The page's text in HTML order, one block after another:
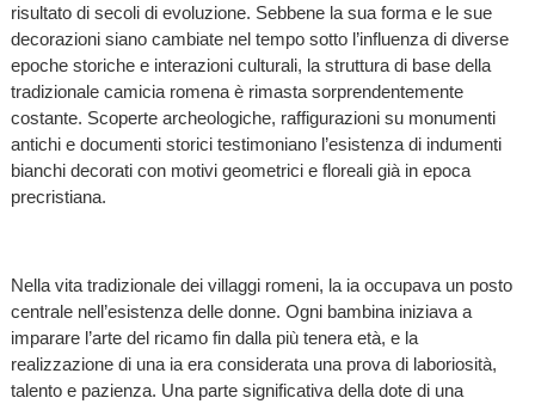
risultato di secoli di evoluzione. Sebbene la sua forma e le sue
decorazioni siano cambiate nel tempo sotto l’influenza di diverse
epoche storiche e interazioni culturali, la struttura di base della
tradizionale camicia romena è rimasta sorprendentemente
costante. Scoperte archeologiche, raffigurazioni su monumenti
antichi e documenti storici testimoniano l’esistenza di indumenti
bianchi decorati con motivi geometrici e floreali già in epoca
precristiana.
Nella vita tradizionale dei villaggi romeni, la ia occupava un posto
centrale nell’esistenza delle donne. Ogni bambina iniziava a
imparare l’arte del ricamo fin dalla più tenera età, e la
realizzazione di una ia era considerata una prova di laboriosità,
talento e pazienza. Una parte significativa della dote di una